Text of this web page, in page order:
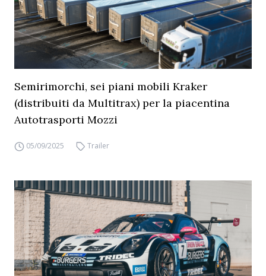
Semirimorchi, sei piani mobili Kraker
(distribuiti da Multitrax) per la piacentina
Autotrasporti Mozzi
05/09/2025 Trailer